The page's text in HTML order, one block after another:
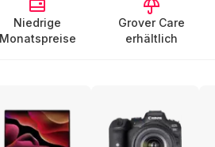
Niedrige
Monatspreise
Grover Care
erhältlich